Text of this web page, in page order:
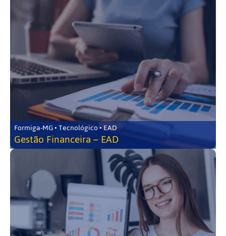
Formiga-MG • Tecnológico • EAD
Gestão Financeira – EAD